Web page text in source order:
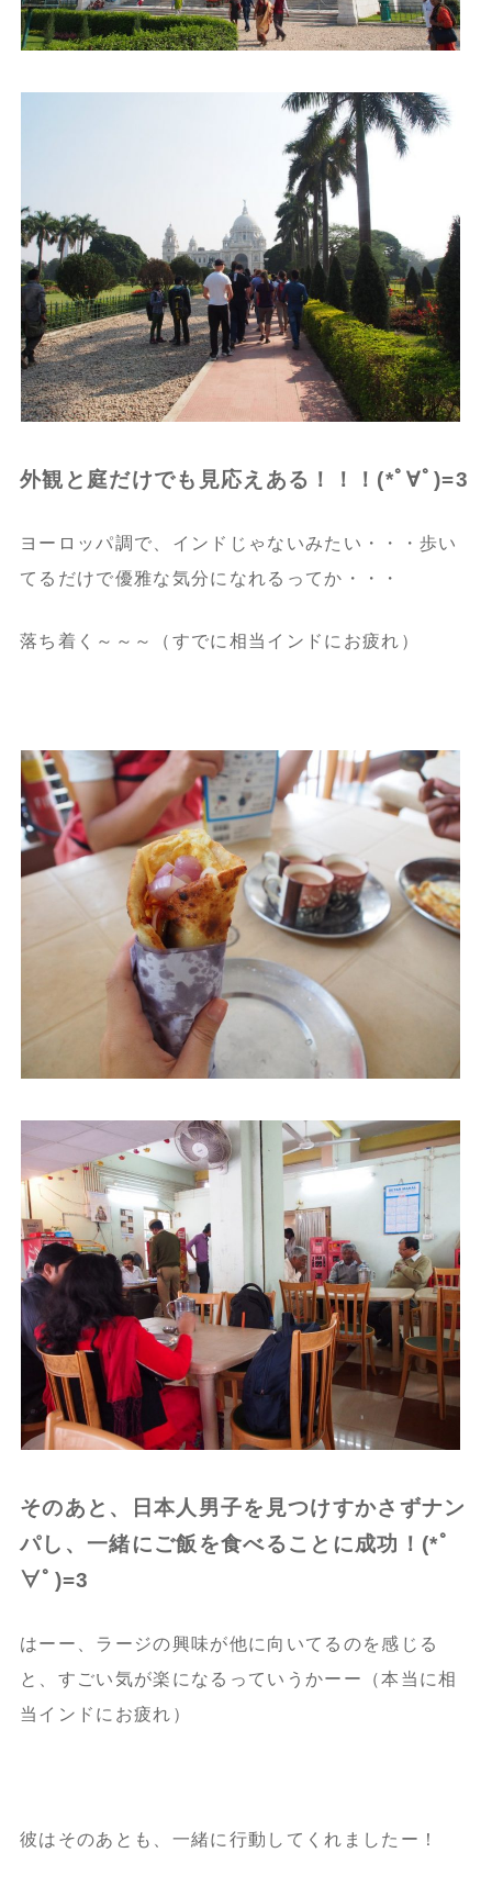
外観と庭だけでも見応えある！！！(*ﾟ∀ﾟ)=3
ヨーロッパ調で、インドじゃないみたい・・・歩い
てるだけで優雅な気分になれるってか・・・
落ち着く～～～（すでに相当インドにお疲れ）
そのあと、日本人男子を見つけすかさずナン
パし、一緒にご飯を食べることに成功！(*ﾟ
∀ﾟ)=3
はーー、ラージの興味が他に向いてるのを感じる
と、すごい気が楽になるっていうかーー（本当に相
当インドにお疲れ）
彼はそのあとも、一緒に行動してくれましたー！